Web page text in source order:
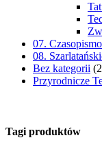
07. Czasopismo
08.
Bez kategorii
Przyrodnicze
Tagi produktów